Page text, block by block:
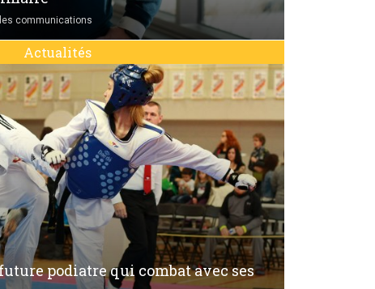
communications
Actualités
podiatre qui combat avec ses